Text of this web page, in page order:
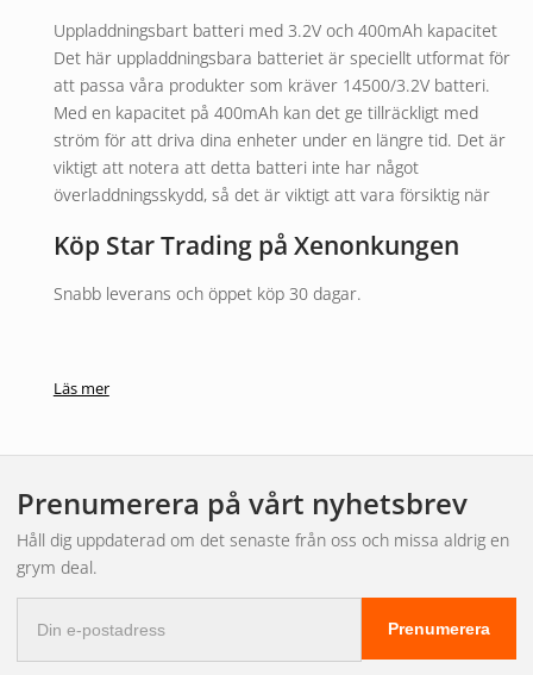
Uppladdningsbart batteri med 3.2V och 400mAh kapacitet
Det här uppladdningsbara batteriet är speciellt utformat för
att passa våra produkter som kräver 14500/3.2V batteri.
Med en kapacitet på 400mAh kan det ge tillräckligt med
ström för att driva dina enheter under en längre tid. Det är
viktigt att notera att detta batteri inte har något
överladdningsskydd, så det är viktigt att vara försiktig när
Köp Star Trading på Xenonkungen
Snabb leverans och öppet köp 30 dagar.
Läs mer
Prenumerera på vårt nyhetsbrev
Håll dig uppdaterad om det senaste från oss och missa aldrig en
grym deal.
postadress
Prenumerera